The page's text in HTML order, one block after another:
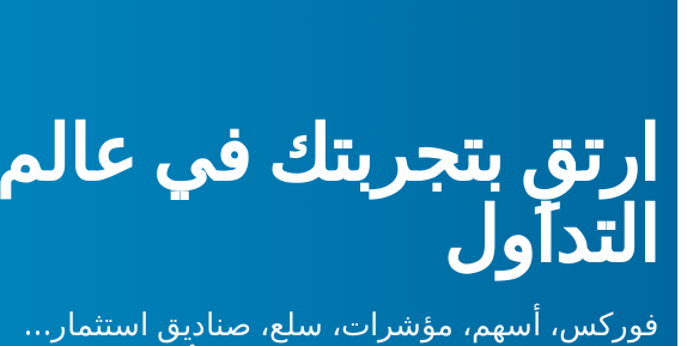
ارتقِ بتجربتك في عالم
التداول
فوركس، أسهم، مؤشرات، سلع، صناديق استثمار…